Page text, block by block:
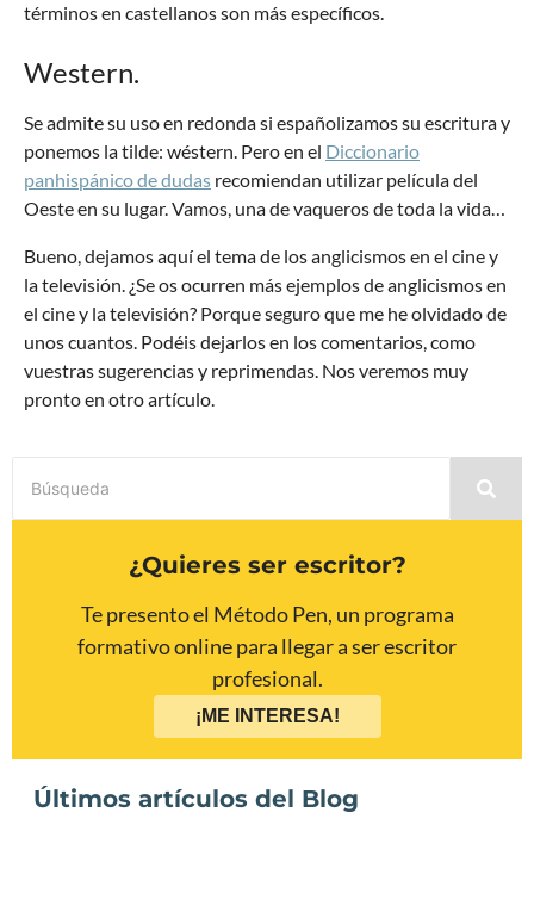
términos en castellanos son más específicos.
Western.
Se admite su uso en redonda si españolizamos su escritura y
ponemos la tilde: wéstern. Pero en el Diccionario
panhispánico de dudas recomiendan utilizar película del
Oeste en su lugar. Vamos, una de vaqueros de toda la vida…
Bueno, dejamos aquí el tema de los anglicismos en el cine y
la televisión. ¿Se os ocurren más ejemplos de anglicismos en
el cine y la televisión? Porque seguro que me he olvidado de
unos cuantos. Podéis dejarlos en los comentarios, como
vuestras sugerencias y reprimendas. Nos veremos muy
pronto en otro artículo.
¿Quieres ser escritor?
Te presento el Método Pen, un programa
formativo online para llegar a ser escritor
profesional.
¡ME INTERESA!
Últimos artículos del Blog